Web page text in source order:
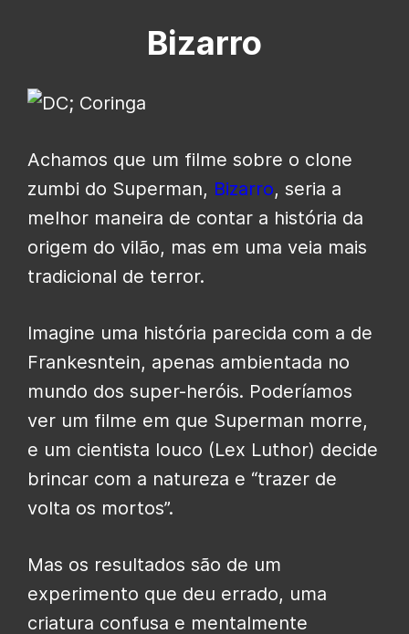
Bizarro
Achamos que um filme sobre o clone
zumbi do Superman, Bizarro, seria a
melhor maneira de contar a história da
origem do vilão, mas em uma veia mais
tradicional de terror.
Imagine uma história parecida com a de
Frankesntein, apenas ambientada no
mundo dos super-heróis. Poderíamos
ver um filme em que Superman morre,
e um cientista louco (Lex Luthor) decide
brincar com a natureza e “trazer de
volta os mortos”.
Mas os resultados são de um
experimento que deu errado, uma
criatura confusa e mentalmente